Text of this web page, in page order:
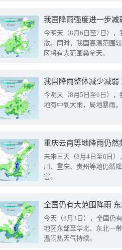
今明天（8月6日至7日）
散。同时，我国高温范围
区将有大范围桑拿天。
我国降雨整体减少减弱
今明天（8月5日至6日）
地有中到大雨，局地暴雨
重庆云南等地降雨仍然
未来三天（8月4日至6日
川、重庆、贵州等地仍然
害。
全国仍有大范围降雨
今天（8月3日），全国仍
地区东部至华北、东北一
温闷热天气持续。